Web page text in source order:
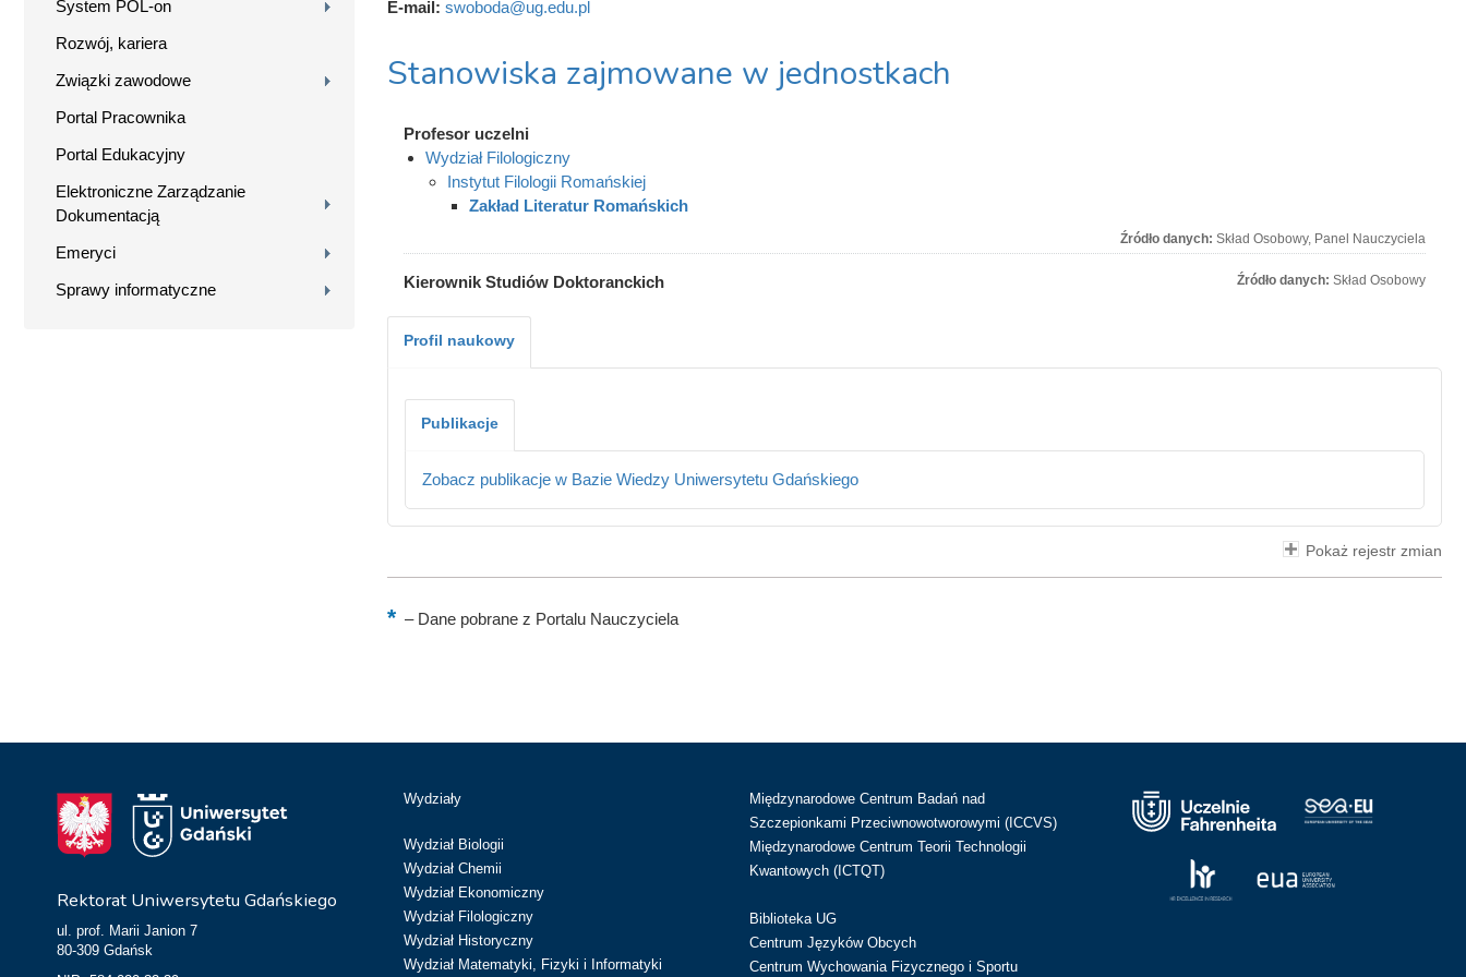
System POL-on
Rozwój, kariera
Związki zawodowe
Portal Pracownika
Portal Edukacyjny
Elektroniczne Zarządzanie
Dokumentacją
Emeryci
Sprawy informatyczne
E-mail: swoboda@ug.edu.pl
Stanowiska zajmowane w jednostkach
Profesor uczelni
Wydział Filologiczny
Instytut Filologii Romańskiej
Zakład Literatur Romańskich
Źródło danych: Skład Osobowy, Panel Nauczyciela
Kierownik Studiów Doktoranckich Źródło danych: Skład Osobowy
Profil naukowy
Publikacje
Zobacz publikacje w Bazie Wiedzy Uniwersytetu Gdańskiego
Pokaż rejestr zmian
–Dane pobrane z Portalu Nauczyciela
Rektorat Uniwersytetu Gdańskiego
ul. prof. Marii Janion 7
80-309 Gdańsk
Wydziały
Wydział Biologii
Wydział Chemii
Wydział Ekonomiczny
Wydział Filologiczny
Wydział Historyczny
Wydział Matematyki, Fizyki i Informatyki
Międzynarodowe Centrum Badań nad
Szczepionkami Przeciwnowotworowymi (ICCVS)
Międzynarodowe Centrum Teorii Technologii
Kwantowych (ICTQT)
Biblioteka UG
Centrum Języków Obcych
Centrum Wychowania Fizycznego i Sportu